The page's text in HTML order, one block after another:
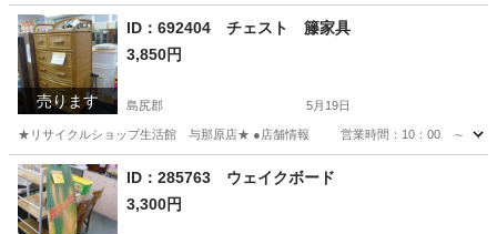
売ります
ID：692404 チェスト 籐家具
3,850円
島尻郡 5月19日
★リサイクルショップ生活館 与那原店★ ●店舗情報 営業時間：10：00 ～ 19
沖縄 島尻郡
ID：285763 ウェイクボード
3,300円